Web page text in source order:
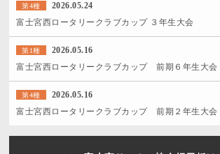
第4種
2026.05.24
富士宮西ロータリークラブカップ ３年生大会
第1種
2026.05.16
富士宮西ロータリークラブカップ 前期６年生大会
第4種
2026.05.16
富士宮西ロータリークラブカップ 前期２年生大会